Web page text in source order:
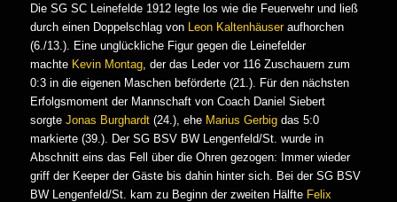
Die SG SC Leinefelde 1912 legte los wie die Feuerwehr und ließ
durch einen Doppelschlag von
Leon Kaltenhäuseraufhorchen
(6./13.). Eine unglückliche Figur gegen die Leinefelder
machte Kevin Montag, der das Leder vor 116 Zuschauern zum
0:3 in die eigenen Maschen beförderte (21.). Für den nächsten
Erfolgsmoment der Mannschaft von Coach Daniel Siebert
sorgte Jonas Burghardt(24.), ehe Marius Gerbigdas 5:0
markierte (39.). Der SG BSV BW Lengenfeld/St. wurde in
Abschnitt eins das Fell über die Ohren gezogen: Immer wieder
griff der Keeper der Gäste bis dahin hinter sich. Bei der SG BSV
BW Lengenfeld/St. kam zu Beginn der zweiten Hälfte Felix